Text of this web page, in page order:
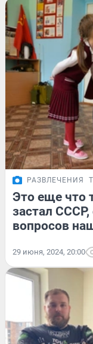
РАЗВЛЕЧЕНИЯ
Это еще что
застал СССР,
вопросов
29 июня, 2024, 20:00